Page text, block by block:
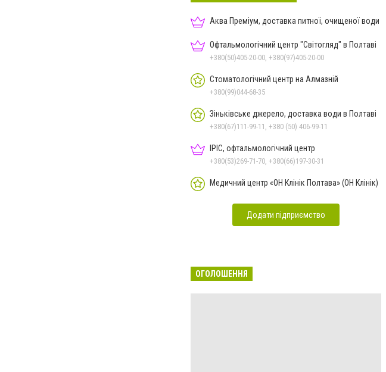
Аква Преміум, доставка питної, очищеної води
Офтальмологічний центр "Світогляд" в Полтаві
+380(50)405-20-00, +380(97)405-20-00
Стоматологічний центр на Алмазній
+380(99)044-68-35
Зіньківське джерело, доставка води в Полтаві
+380(67)111-99-11, +380 (50) 406-99-11
ІРІС, офтальмологічний центр
+380(53)269-71-70, +380(66)197-30-31
Медичний центр «ОН Клінік Полтава» (ОН Клінік)
Додати підприємство
ОГОЛОШЕННЯ